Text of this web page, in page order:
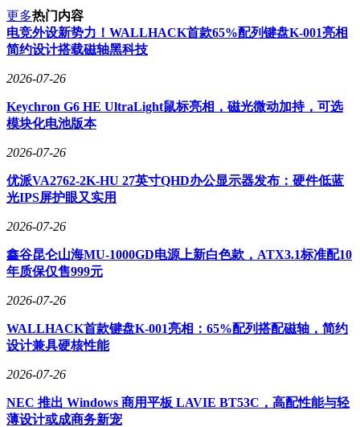
慧。
更多热门内容
电竞外设新势力！WALLHACK首款65%配列键盘K-001亮相
简约设计搭载磁轴黑科技
2026-07-26
Keychron G6 HE UltraLight鼠标亮相，磁光微动加持，可选
模块化电池版本
2026-07-26
优派VA2762-2K-HU 27英寸QHD办公显示器发布：硬件低蓝
光IPS屏护眼又实用
2026-07-26
鑫谷昆仑山海MU-1000GD电源上新白色款，ATX3.1标准配10
年质保仅售999元
2026-07-26
WALLHACK首款键盘K-001亮相：65%配列搭配磁轴，简约
设计兼具硬核性能
2026-07-26
NEC 推出 Windows 商用平板 LAVIE BT53C，高配性能与轻
薄设计或成商务新宠